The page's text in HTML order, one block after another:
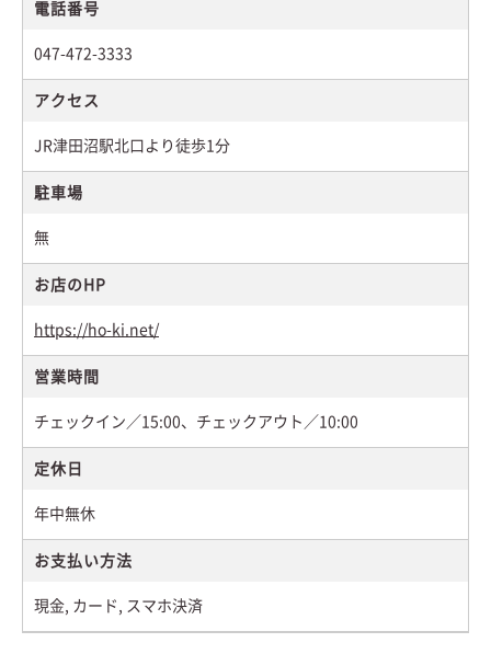
電話番号
047-472-3333
アクセス
JR津田沼駅北口より徒歩1分
駐車場
無
お店のHP
https://ho-ki.net/
営業時間
チェックイン／15:00、チェックアウト／10:00
定休日
年中無休
お支払い方法
現金, カード, スマホ決済